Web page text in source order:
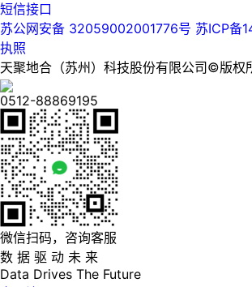
短信接口
苏公网安备 32059002001776号 苏ICP备
执照
天聚地合（苏州）科技股份有限公司©版权
0512-88869195
微信扫码，咨询客服
数 据 驱 动 未 来
Data Drives The Future